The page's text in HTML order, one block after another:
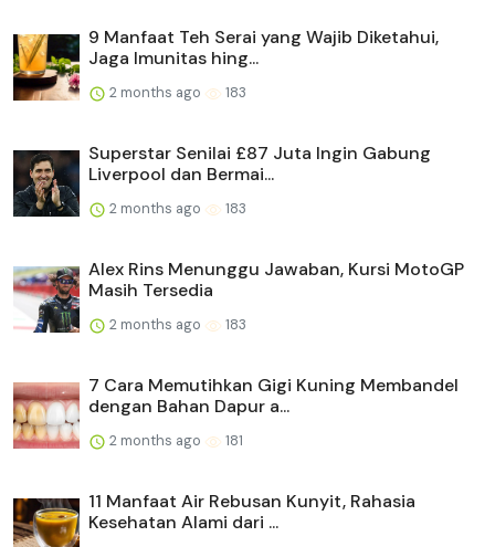
9 Manfaat Teh Serai yang Wajib Diketahui,
Jaga Imunitas hing...
2 months ago 183
Superstar Senilai £87 Juta Ingin Gabung
Liverpool dan Bermai...
2 months ago 183
Alex Rins Menunggu Jawaban, Kursi MotoGP
Masih Tersedia
2 months ago 183
7 Cara Memutihkan Gigi Kuning Membandel
dengan Bahan Dapur a...
2 months ago 181
11 Manfaat Air Rebusan Kunyit, Rahasia
Kesehatan Alami dari ...